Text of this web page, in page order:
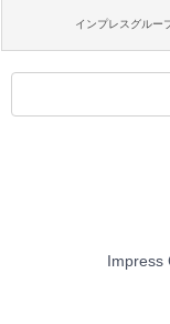
インプレスグルー
Impress